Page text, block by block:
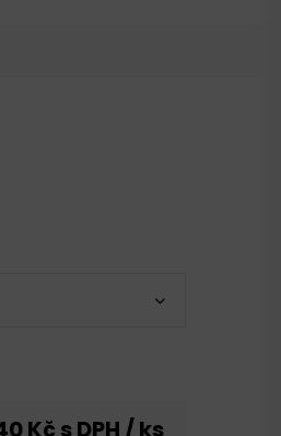
Kč s DPH / ks